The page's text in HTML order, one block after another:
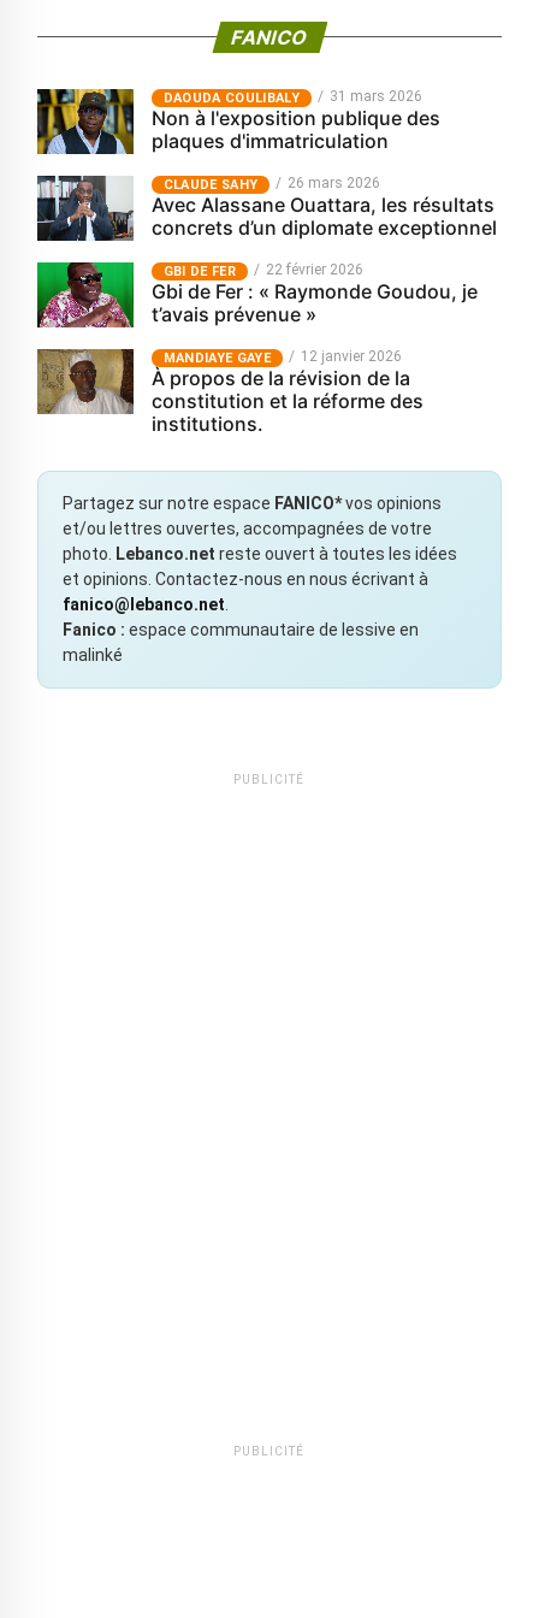
FANICO
‎DAOUDA COULIBALY 31 mars 2026
Non à l'exposition publique des
plaques d'immatriculation
CLAUDE SAHY 26 mars 2026
Avec Alassane Ouattara, les résultats
concrets d’un diplomate exceptionnel
GBI DE FER 22 février 2026
Gbi de Fer : « Raymonde Goudou, je
t’avais prévenue »
MANDIAYE GAYE 12 janvier 2026
À propos de la révision de la
constitution et la réforme des
institutions.
Partagez sur notre espace FANICO*vos opinions
et/ou lettres ouvertes, accompagnées de votre
photo.
Lebanco.net reste ouvert à toutes les idées
et opinions. Contactez-nous en nous écrivant à
fanico@lebanco.net
Fanico : espace communautaire de lessive en
malinké
PUBLICITÉ
PUBLICITÉ